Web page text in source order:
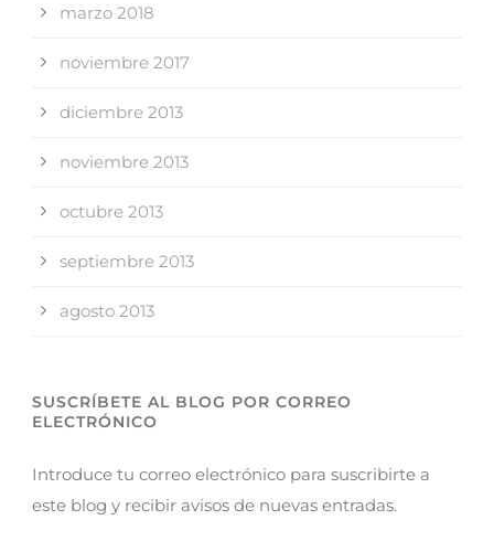
marzo 2018
noviembre 2017
diciembre 2013
noviembre 2013
octubre 2013
septiembre 2013
agosto 2013
SUSCRÍBETE AL BLOG POR CORREO
ELECTRÓNICO
Introduce tu correo electrónico para suscribirte a
este blog y recibir avisos de nuevas entradas.